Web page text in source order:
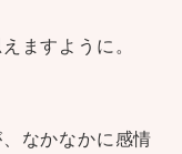
ますように。
なかなかに感情